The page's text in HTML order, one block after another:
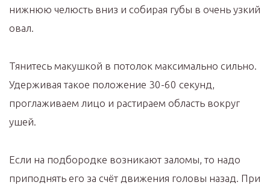
нижнюю челюсть вниз и собирая губы в очень узкий
овал.
Тянитесь макушкой в потолок максимально сильно.
Удерживая такое положение 30-60 секунд,
проглаживаем лицо и растираем область вокруг
ушей. ⠀
Если на подбородке возникают заломы, то надо
приподнять его за счёт движения головы назад. При